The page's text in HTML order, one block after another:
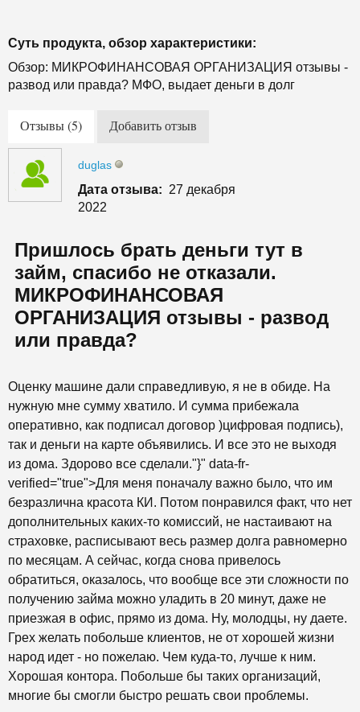
Суть продукта, обзор характеристики:
Обзор: МИКРОФИНАНСОВАЯ ОРГАНИЗАЦИЯ отзывы -
развод или правда? МФО, выдает деньги в долг
Отзывы (5) Добавить отзыв
duglas
Дата отзыва: 27 декабря
2022
Пришлось брать деньги тут в
займ, спасибо не отказали.
МИКРОФИНАНСОВАЯ
ОРГАНИЗАЦИЯ отзывы - развод
или правда?
Оценку машине дали справедливую, я не в обиде. На
нужную мне сумму хватило. И сумма прибежала
оперативно, как подписал договор )цифровая подпись),
так и деньги на карте объявились. И все это не выходя
из дома. Здорово все сделали."}" data-fr-
verified="true">Для меня поначалу важно было, что им
безразлична красота КИ. Потом понравился факт, что нет
дополнительных каких-то комиссий, не настаивают на
страховке, расписывают весь размер долга равномерно
по месяцам. А сейчас, когда снова привелось
обратиться, оказалось, что вообще все эти сложности по
получению займа можно уладить в 20 минут, даже не
приезжая в офис, прямо из дома. Ну, молодцы, ну даете.
Грех желать побольше клиентов, не от хорошей жизни
народ идет - но пожелаю. Чем куда-то, лучше к ним.
Хорошая контора. Побольше бы таких организаций,
многие бы смогли быстро решать свои проблемы.